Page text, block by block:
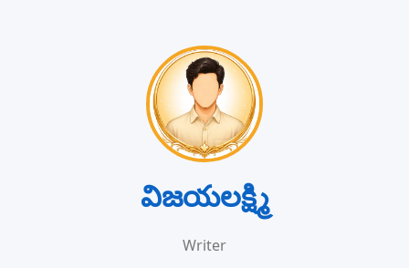
విజయలక్ష్మి
Writer